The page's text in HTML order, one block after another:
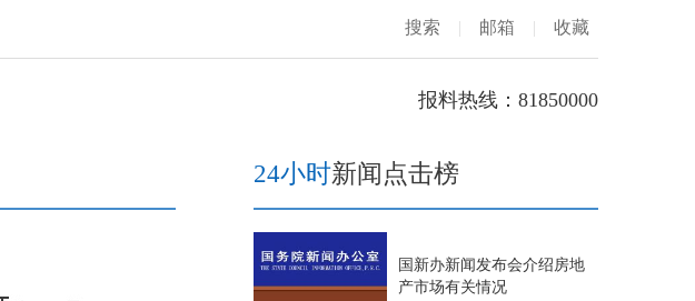
搜索 | 邮箱 | 收藏
报料热线：81850000
24小时新闻点击榜
国新办新闻发布会介绍房地
产市场有关情况